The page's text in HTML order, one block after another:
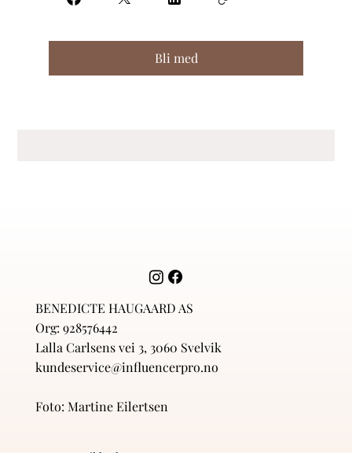
Bli med
BENEDICTE HAUGAARD AS
Org: 928576442
Lalla Carlsens vei 3, 3060 Svelvik
kundeservice@influencerpro.no
Foto: Martine Eilertsen